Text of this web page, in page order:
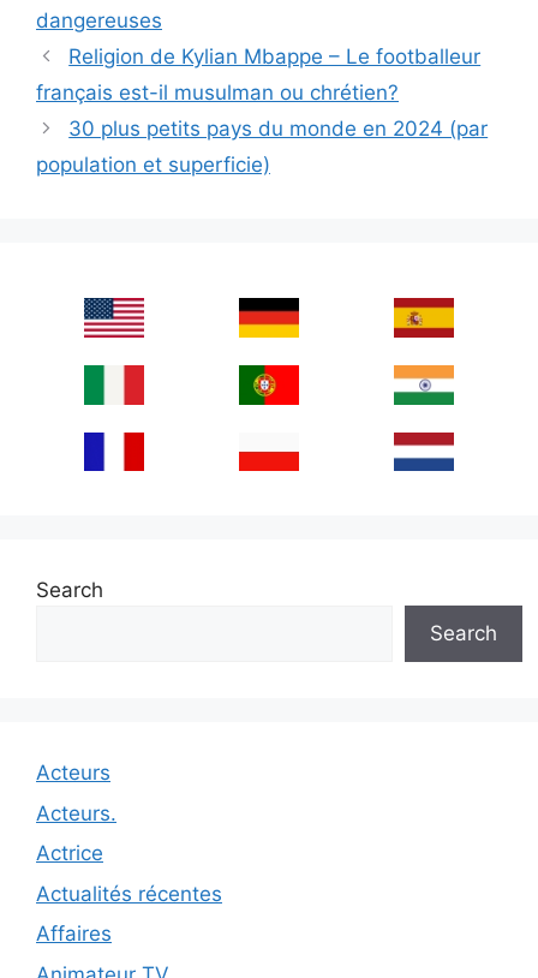
dangereuses
Religion de Kylian Mbappe – Le footballeur
français est-il musulman ou chrétien?
30 plus petits pays du monde en 2024 (par
population et superficie)
Search
Search
Acteurs
Acteurs.
Actrice
Actualités récentes
Affaires